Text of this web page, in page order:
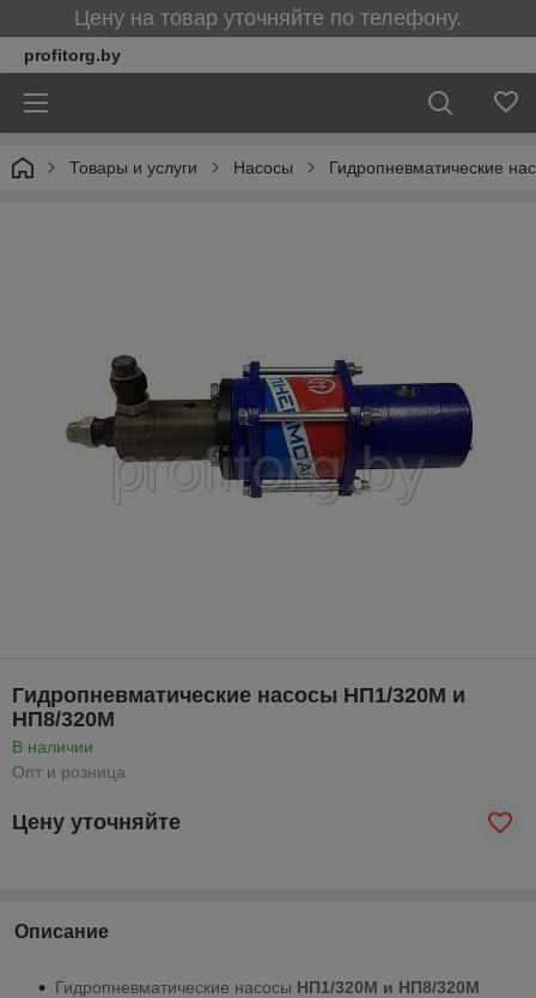
Цену на товар уточняйте по телефону.
profitorg.by
Товары и услуги Насосы Гидропневматические
Гидропневматические насосы НП1/320М и
НП8/320М
В наличии
Опт и розница
Цену уточняйте
Описание
Гидропневматические насосы НП1/320М и НП8/320М